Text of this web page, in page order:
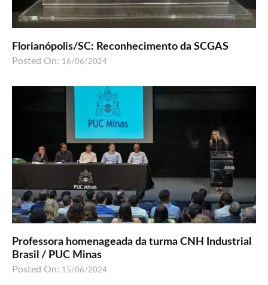
Florianópolis/SC: Reconhecimento da SCGAS
Posted On: 16/06/2024
Professora homenageada da turma CNH Industrial
Brasil / PUC Minas
Posted On: 15/06/2024